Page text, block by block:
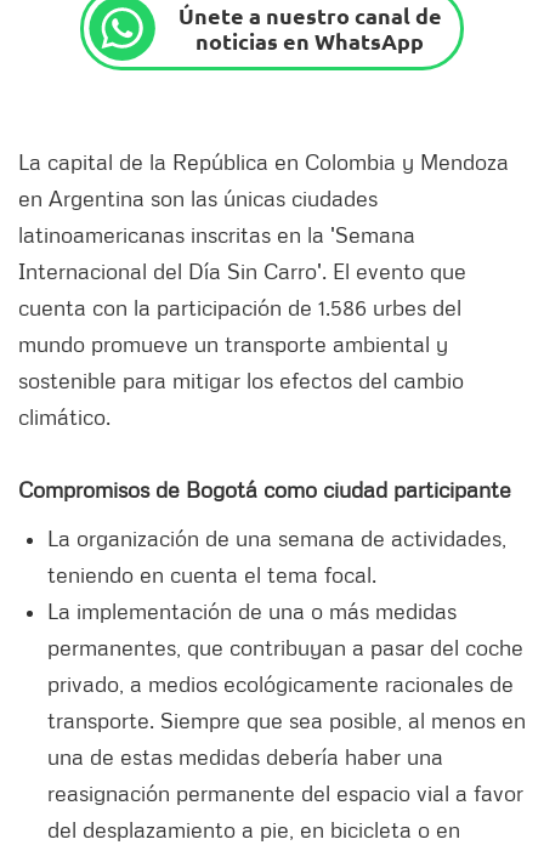
Únete a nuestro canal de
noticias en WhatsApp
La capital de la República en Colombia y Mendoza
en Argentina son las únicas ciudades
latinoamericanas inscritas en la 'Semana
Internacional del Día Sin Carro'. El evento que
cuenta con la participación de 1.586 urbes del
mundo promueve un transporte ambiental y
sostenible para mitigar los efectos del cambio
climático.
Compromisos de Bogotá como ciudad participante
La organización de una semana de actividades,
teniendo en cuenta el tema focal.
La implementación de una o más medidas
permanentes, que contribuyan a pasar del coche
privado, a medios ecológicamente racionales de
transporte. Siempre que sea posible, al menos en
una de estas medidas debería haber una
reasignación permanente del espacio vial a favor
del desplazamiento a pie, en bicicleta o en